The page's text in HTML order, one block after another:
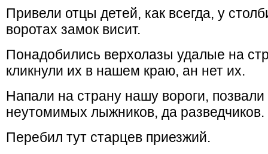
Привели отцы детей, как всегда, у
воротах замок висит.
Понадобились верхолазы удалые на
кликнули их в нашем краю, ан нет их.
Напали на страну нашу вороги, позвали
неутомимых лыжников, да
Перебил тут старцев приезжий.